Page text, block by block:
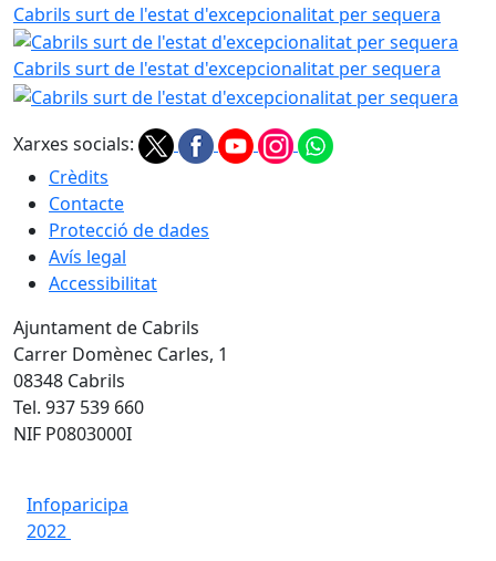
Cabrils surt de l'estat d'excepcionalitat per sequera
Cabrils surt de l'estat d'excepcionalitat per sequera
Xarxes socials:
Crèdits
Contacte
Protecció de dades
Avís legal
Accessibilitat
Ajuntament de Cabrils
Carrer Domènec Carles, 1
08348 Cabrils
Tel. 937 539 660
NIF P0803000I
Infoparicipa
2022